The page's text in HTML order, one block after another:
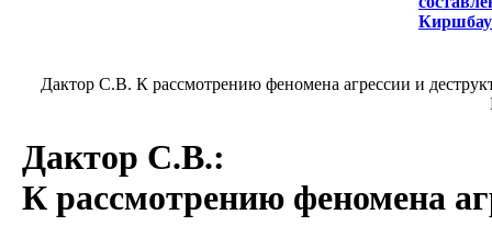
Дактор С.В. К рассмотрению феномена агрессии и
Дактор С.В.:
К рассмотрению феномена